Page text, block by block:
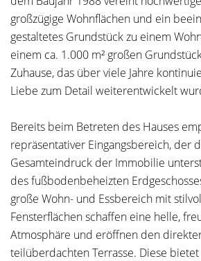
großzügige Wohnflächen und ein
gestaltetes Grundstück zu einem
einem ca. 1.000 m² großen
Zuhause, das über viele Jahre
Liebe zum Detail weiterentwickelt
Bereits beim Betreten des Hauses
repräsentativer Eingangsbereich, der
Gesamteindruck der Immobilie
des fußbodenbeheizten
große Wohn- und Essbereich mit
Fensterflächen schaffen eine helle,
Atmosphäre und eröffnen den
teilüberdachten Terrasse. Diese